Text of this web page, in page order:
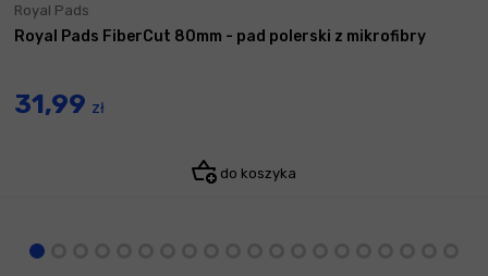
Royal Pads
Royal Pads FiberCut 80mm - pad polerski z mikrofibry
31,99 zł
do koszyka